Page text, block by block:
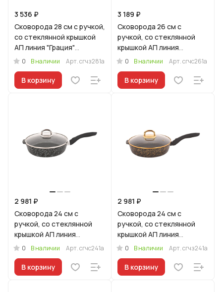
3 536 ₽
Сковорода 28 см с ручкой,
со стеклянной крышкой
АП линия "Грация"
(черный/золото)
0 В наличии Арт.сгчз281а
В корзину
3 189 ₽
Сковорода 26 см с
ручкой, со стеклянной
крышкой АП линия
"Грация" (черный/
0 В наличии Арт.сгчс261а
В корзину
2 981 ₽
Сковорода 24 см с
ручкой, со стеклянной
крышкой АП линия
"Грация" (черный/
0 В наличии Арт.сгчс241а
В корзину
2 981 ₽
Сковорода 24 см с
ручкой, со стеклянной
крышкой АП линия
"Грация" (черный/золото)
0 В наличии Арт.сгчз241а
В корзину